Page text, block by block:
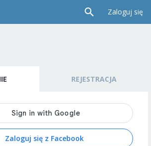
Zaloguj się
REJESTRACJA
Zaloguj się z Facebook